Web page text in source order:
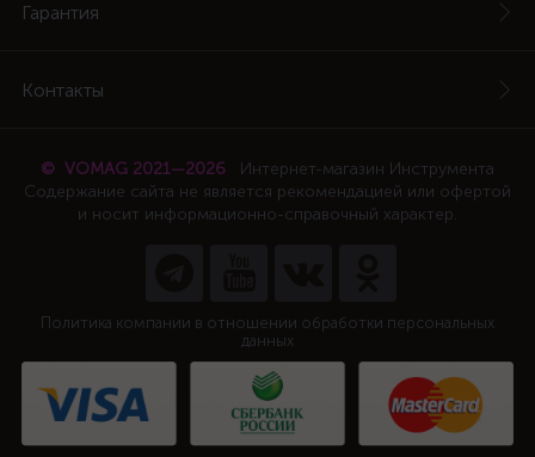
Гарантия
Контакты
© VOMAG 2021—2026
Интернет-магазин Инструмента
Содержание сайта не является рекомендацией или офертой
и носит информационно-справочный характер.
Политика компании в отношении обработки персональных
данных